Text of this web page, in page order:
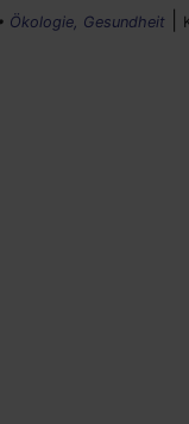
• Ökologie, Gesundheit